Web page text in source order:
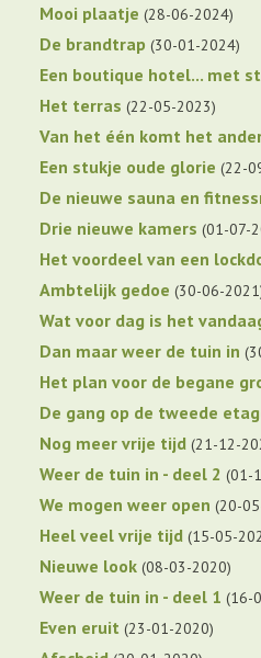
Mooi plaatje 28-06-2024
De brandtrap 30-01-2024
Een boutique hotel... met
Het terras 22-05-2023
Van het één komt het
Een stukje oude glorie 22-
De nieuwe sauna en
Drie nieuwe kamers 01-07-
Het voordeel van een
Ambtelijk gedoe 30-06-2021
Wat voor dag is het
Dan maar weer de tuin in
Het plan voor de begane
De gang op de tweede
Nog meer vrije tijd 21-12-
Weer de tuin in - deel 2 01-
We mogen weer open 20-
Heel veel vrije tijd 15-05-
Nieuwe look 08-03-2020
Weer de tuin in - deel 1 16-
Even eruit 23-01-2020